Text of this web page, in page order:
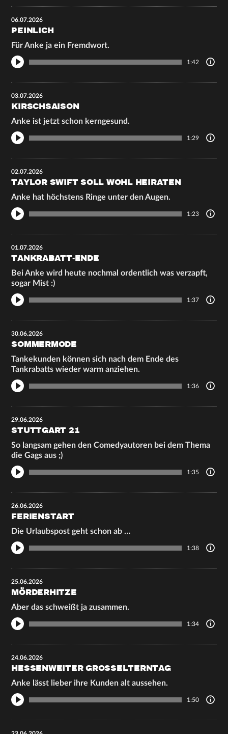
06.07.2026
PEINLICH
Für Anke ja ein Fremdwort.
1:42
03.07.2026
KIRSCHSAISON
Anke ist jetzt schon kerngesund.
1:29
02.07.2026
TAYLOR SWIFT SOLL WOHL HEIRATEN
Anke hat höchstens Ringe unter den Augen.
1:23
01.07.2026
TANKRABATT-ENDE
Bei Anke wird heute nochmal ordentlich was verzapft,
sogar Mist :)
1:37
30.06.2026
SOMMERMODE
Tankekunden können sich nach dem Ende des
Tankrabatts wieder warm anziehen.
1:36
29.06.2026
STUTTGART 21
So langsam gehen den Comedyautoren bei dem Thema
die Gags aus ;)
1:35
26.06.2026
FERIENSTART
Die Urlaubspost geht schon ab …
1:38
25.06.2026
MÖRDERHITZE
Aber das schweißt ja zusammen.
1:34
24.06.2026
HESSENWEITER GROSSELTERNTAG
Anke lässt lieber ihre Kunden alt aussehen.
1:50